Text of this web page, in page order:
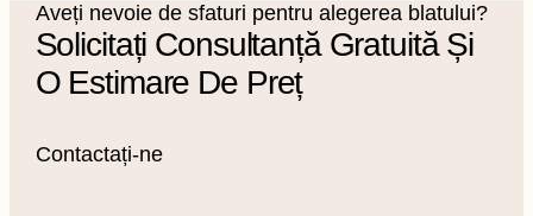
Aveți nevoie de sfaturi pentru alegerea blatului?
Solicitați Consultanță Gratuită Și
O Estimare De Preț
Contactați-ne